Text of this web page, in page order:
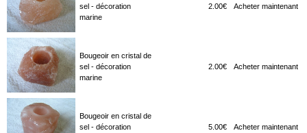
sel - décoration
marine
2.00€ Acheter maintenant
Bougeoir en cristal de
sel - décoration
marine
2.00€ Acheter maintenant
Bougeoir en cristal de
sel - décoration
5.00€ Acheter maintenant